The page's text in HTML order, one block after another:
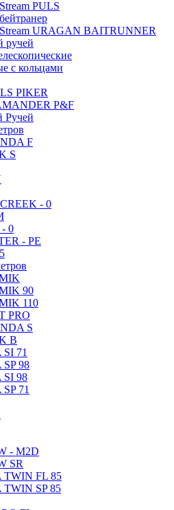
PULS
URAGAN BAITRUNNER
ручей
с кольцами
PIKER
P&F
Ручей
F
S
- 0
0
- PE
90
110
PRO
S
B
71
98
SI 98
71
- M2D
SR
TWIN FL 85
TWIN SP 85